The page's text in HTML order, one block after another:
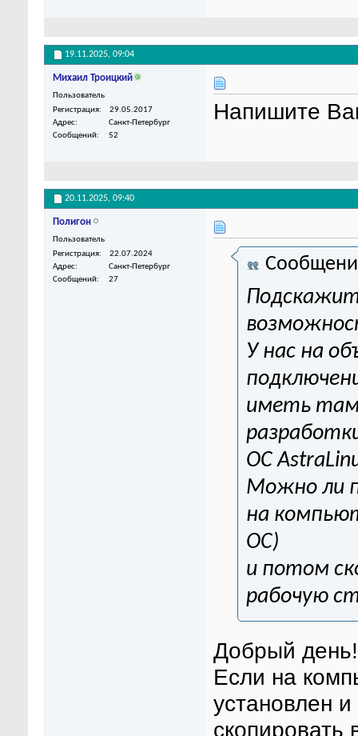
19.11.2025, 09:04
Михаил Троицкий
Пользователь
Регистрация
29.05.2017
Адрес
Санкт-Петербург
Сообщений
52
Напишите
20.11.2025, 09:40
Полигон
Пользователь
Регистрация
22.07.2024
Адрес
Санкт-Петербург
Сообщений
27
У нас на
иметь там
ОС
Можно ли
на
ОС)
и потом
рабочую
Добрый день!
Если на
установлен
скопировать